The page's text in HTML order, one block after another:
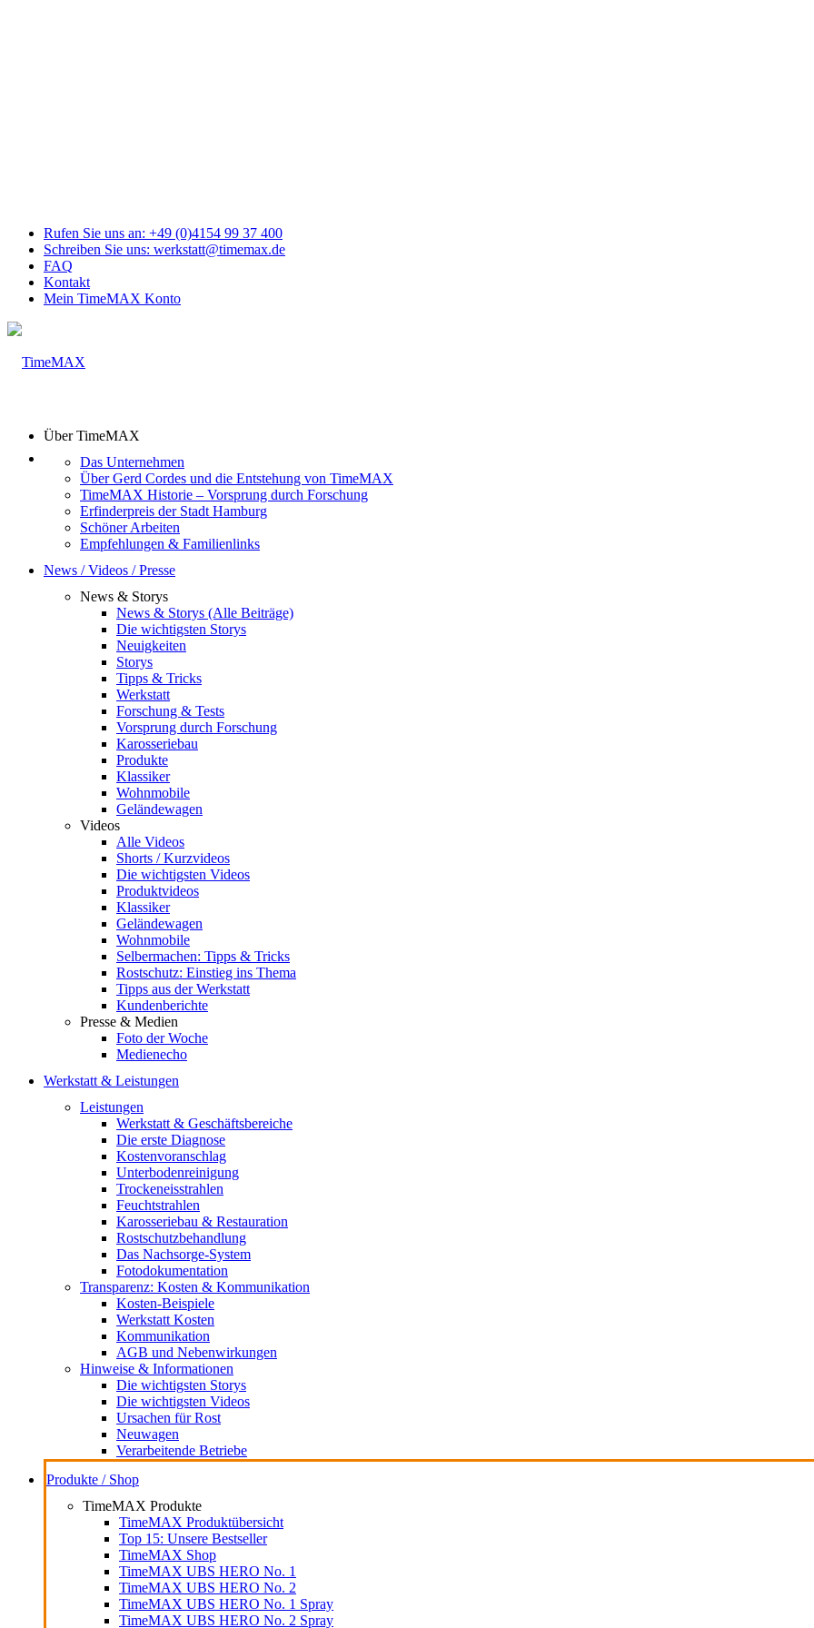
Rufen Sie uns an: +49 (0)4154 99 37 400
Schreiben Sie uns: werkstatt@timemax.de
FAQ
Kontakt
Mein TimeMAX Konto
Über TimeMAX
Das Unternehmen
Über Gerd Cordes und die Entstehung von TimeMAX
TimeMAX Historie – Vorsprung durch Forschung
Erfinderpreis der Stadt Hamburg
Schöner Arbeiten
Empfehlungen & Familienlinks
News / Videos / Presse
News & Storys
News & Storys (Alle Beiträge)
Die wichtigsten Storys
Neuigkeiten
Storys
Tipps & Tricks
Werkstatt
Forschung & Tests
Vorsprung durch Forschung
Karosseriebau
Produkte
Klassiker
Wohnmobile
Geländewagen
Videos
Alle Videos
Shorts / Kurzvideos
Die wichtigsten Videos
Produktvideos
Klassiker
Geländewagen
Wohnmobile
Selbermachen: Tipps & Tricks
Rostschutz: Einstieg ins Thema
Tipps aus der Werkstatt
Kundenberichte
Presse & Medien
Foto der Woche
Medienecho
Werkstatt & Leistungen
Leistungen
Werkstatt & Geschäftsbereiche
Die erste Diagnose
Kostenvoranschlag
Unterbodenreinigung
Trockeneisstrahlen
Feuchtstrahlen
Karosseriebau & Restauration
Rostschutzbehandlung
Das Nachsorge-System
Fotodokumentation
Transparenz: Kosten & Kommunikation
Kosten-Beispiele
Werkstatt Kosten
Kommunikation
AGB und Nebenwirkungen
Hinweise & Informationen
Die wichtigsten Storys
Die wichtigsten Videos
Ursachen für Rost
Neuwagen
Verarbeitende Betriebe
Produkte / Shop
TimeMAX Produkte
TimeMAX Produktübersicht
Top 15: Unsere Bestseller
TimeMAX Shop
TimeMAX UBS HERO No. 1
TimeMAX UBS HERO No. 2
TimeMAX UBS HERO No. 1 Spray
TimeMAX UBS HERO No. 2 Spray